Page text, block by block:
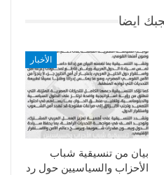
ايضا
الأخبار
بيان من تنسيقية شباب
الأحزاب والسياسيين حول رد